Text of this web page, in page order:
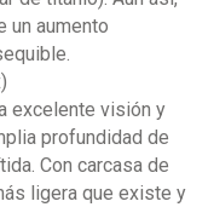
un aumento
excelente visión y
profundidad de
Con carcasa de
ligera que existe y